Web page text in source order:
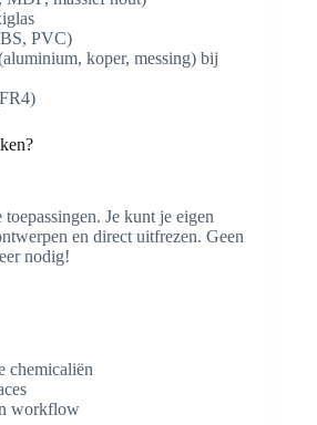
PVC)
koper, messing) bij
Je kunt je eigen
en direct uitfrezen. Geen
nodig!
chemicaliën
workflow